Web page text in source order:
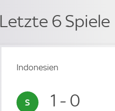
Letzte 6 Spiele
Indonesien
1 - 0